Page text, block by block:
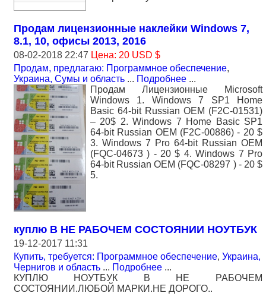
Продам лицензионные наклейки Windows 7,
8.1, 10, офисы 2013, 2016
08-02-2018 22:47 Цена: 20 USD $
Продам, предлагаю: Программное обеспечение,
Украина, Сумы и область ... Подробнее ...
Продам Лицензионные Microsoft
Windows 1. Windows 7 SP1 Home
Basic 64-bit Russian OEM (F2C-01531)
– 20$ 2. Windows 7 Home Basic SP1
64-bit Russian OEM (F2C-00886) - 20 $
3. Windows 7 Pro 64-bit Russian OEM
(FQC-04673 ) - 20 $ 4. Windows 7 Pro
64-bit Russian OEM (FQC-08297 ) - 20 $
5.
куплю В НЕ РАБОЧЕМ СОСТОЯНИИ НОУТБУК
19-12-2017 11:31
Купить, требуется: Программное обеспечение, Украина,
Чернигов и область ... Подробнее ...
КУПЛЮ НОУТБУК В НЕ РАБОЧЕМ
СОСТОЯНИИ.ЛЮБОЙ МАРКИ.НЕ ДОРОГО..